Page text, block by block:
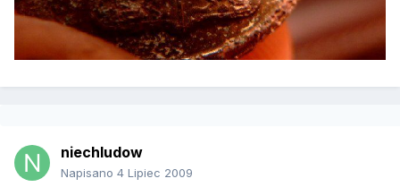
niechludow
Napisano 4 Lipiec 2009